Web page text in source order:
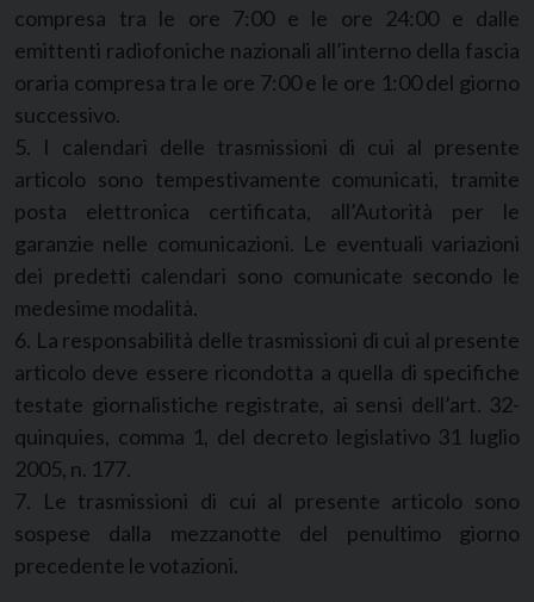
compresa tra le ore 7:00 e le ore 24:00 e dalle
emittenti radiofoniche nazionali all’interno della fascia
oraria compresa tra le ore 7:00 e le ore 1:00 del giorno
successivo.
5. I calendari delle trasmissioni di cui al presente
articolo sono tempestivamente comunicati, tramite
posta elettronica certificata, all’Autorità per le
garanzie nelle comunicazioni. Le eventuali variazioni
dei predetti calendari sono comunicate secondo le
medesime modalità.
6. La responsabilità delle trasmissioni di cui al presente
articolo deve essere ricondotta a quella di specifiche
testate giornalistiche registrate, ai sensi dell’art. 32-
quinquies, comma 1, del decreto legislativo 31 luglio
2005, n. 177.
7. Le trasmissioni di cui al presente articolo sono
sospese dalla mezzanotte del penultimo giorno
precedente le votazioni.